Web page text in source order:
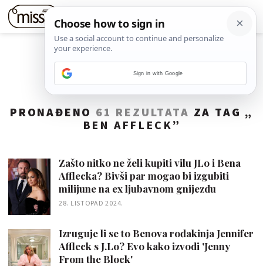
PRONAĐENO 61 REZULTATA ZA TAG „
BEN AFFLECK”
Zašto nitko ne želi kupiti vilu JLo i Bena
Afflecka? Bivši par mogao bi izgubiti
milijune na ex ljubavnom gnijezdu
28. LISTOPAD 2024.
Izruguje li se to Benova rođakinja Jennifer
Affleck s J.Lo? Evo kako izvodi 'Jenny
From the Block'
Sign in with Google